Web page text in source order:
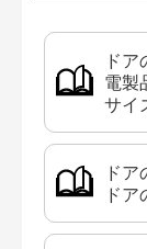
ド
電製
サイ
ド
ド